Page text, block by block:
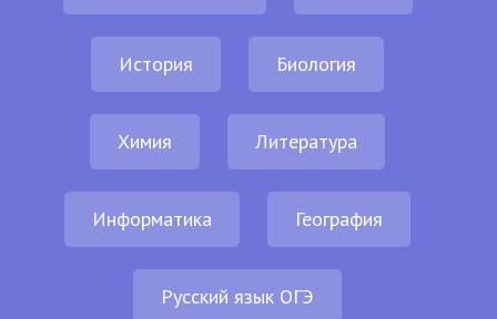
История Биология
Химия Литература
Информатика География
Русский язык ОГЭ